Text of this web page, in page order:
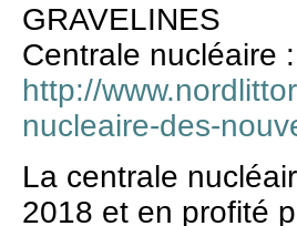
GRAVELINES
Centrale nucléaire
http://
nucleaire-des-
La centrale
2018 et en profité